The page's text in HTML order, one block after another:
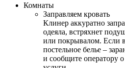
Комнаты
Заправляем кровать
Клинер аккуратно
одеяла, встряхнет
или покрывалом. Если
постельное белье –
и сообщите оператору